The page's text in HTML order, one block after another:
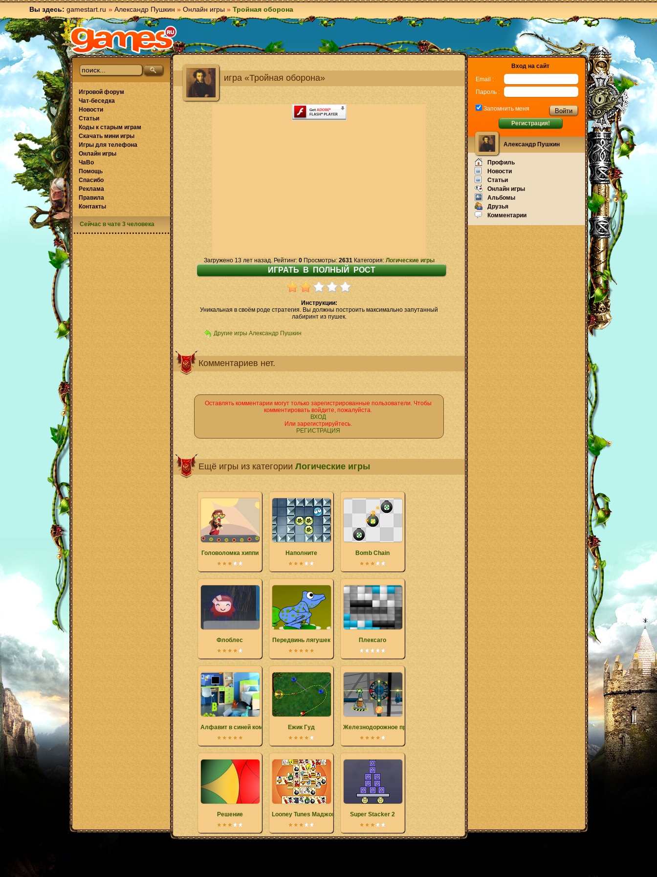
Вы здесь: gamestart.ru » Александр Пушкин » Онлайн игры » Тройная оборона
игра «Тройная оборона»
Загружено 13 лет назад. Рейтинг: 0Просмотры: 2631Категория: Логические игры
Инструкции:
Уникальная в своём роде стратегия. Вы должны построить максимально запутанный
лабиринт из пушек.
Другие игры Александр Пушкин
Комментариев нет.
Оставлять комментарии могут только зарегистрированные пользователи. Чтобы
комментировать войдите, пожалуйста.
ВХОД
Или зарегистрируйтесь.
РЕГИСТРАЦИЯ
Ещё игры из категории Логические игры
Головоломка хиппи Наполните Bomb Chain
Флоблес Передвинь лягушек Плексаго
Алфавит в синей комнате Ежик Гуд Железнодорожное приключение роботов
Решение Looney Tunes Маджонг Super Stacker 2
Игровой форум
Чат-беседка
Новости
Статьи
Коды к старым играм
Скачать мини игры
Игры для телефона
Онлайн игры
ЧаВо
Помощь
Спасибо
Реклама
Правила
Контакты
Сейчас в чате 3 человека
Вход на сайт
Email :
Пароль :
Запомнить меня
Регистрация!
Александр Пушкин
Профиль
Новости
Статьи
Онлайн игры
Альбомы
Друзья
Комментарии